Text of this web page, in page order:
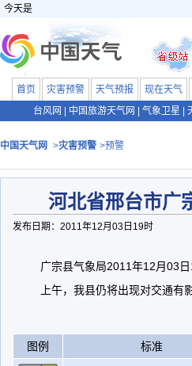
今天是
首页 灾害预警 天气预报 现在天气
台风网
中国旅游天气网 气象卫星
中国天气网 >灾害预警 >预警
河北省邢台市广
发布日期：2011年12月03日19时
广宗县气象局2011年12月03
上午，我县仍将出现对交通有
图例 标准